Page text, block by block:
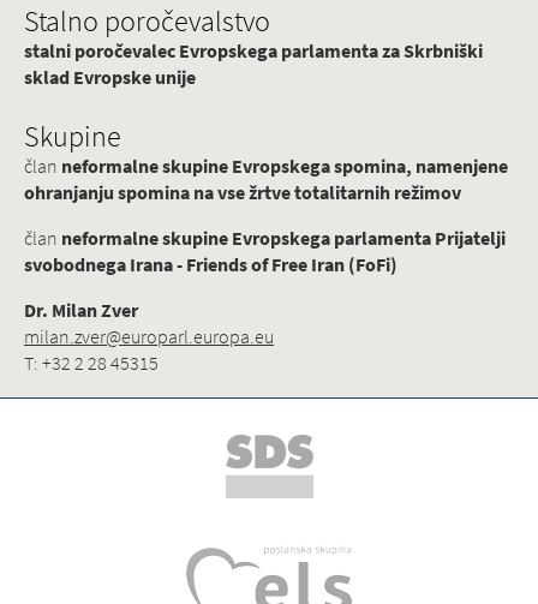
Stalno poročevalstvo
stalni poročevalec Evropskega parlamenta za Skrbniški
sklad Evropske unije
Skupine
član neformalne skupine Evropskega spomina, namenjene
ohranjanju spomina na vse žrtve totalitarnih režimov
član neformalne skupine Evropskega parlamenta Prijatelji
svobodnega Irana - Friends of Free Iran (FoFi)
Dr. Milan Zver
milan.zver@europarl.europa.eu
T: +32 2 28 45315